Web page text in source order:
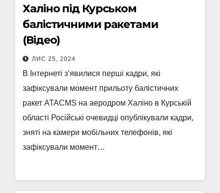
Халіно під Курськом
балістичними ракетами
(Відео)
ЛИС 25, 2024
В Інтернеті з’явилися перші кадри, які
зафіксували момент прильоту балістичних
ракет ATACMS на аеродром Халіно в Курській
області Російські очевидці опублікували кадри,
зняті на камери мобільних телефонів, які
зафіксували момент…